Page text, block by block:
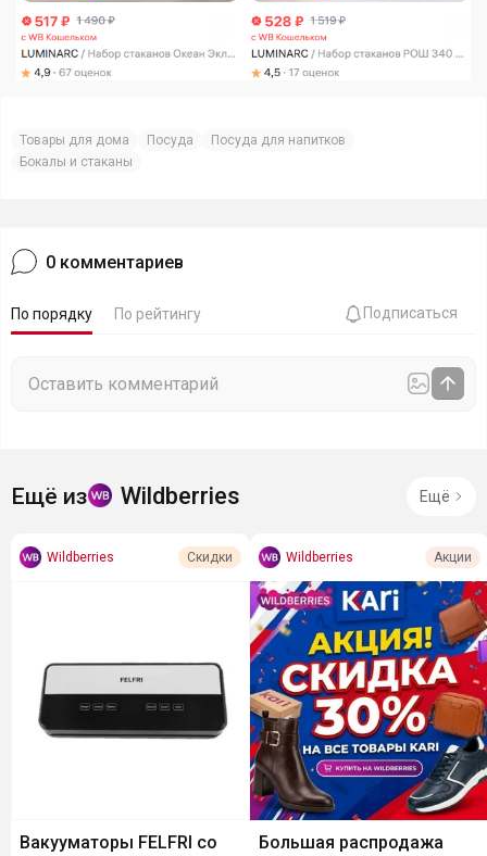
Товары для дома Посуда
Посуда для напитков
Бокалы и стаканы
0 комментариев
По порядку По рейтингу Подписаться
Ещё из Wildberries Ещё
Wildberries Скидки
Вакууматоры FELFRI со
Wildberries Акции
Большая распродажа